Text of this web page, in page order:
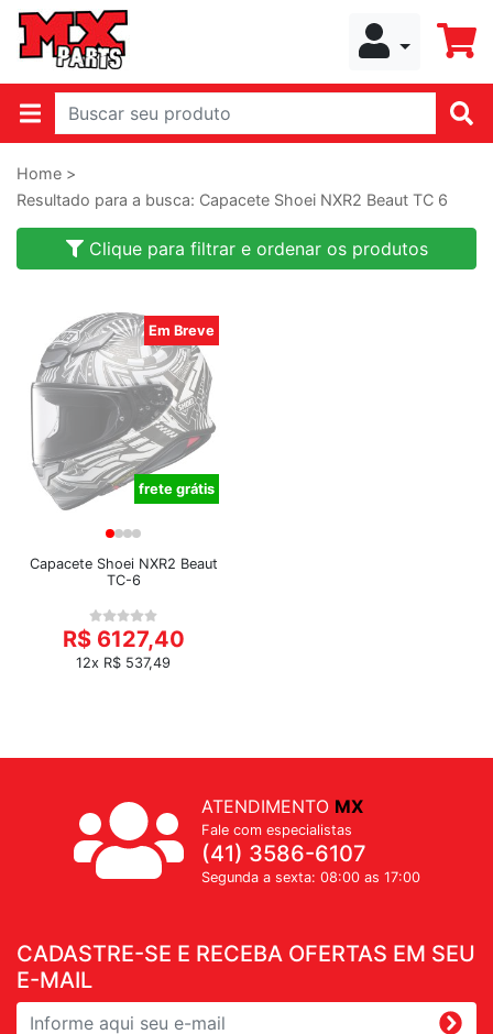
Home >
Resultado para a busca: Capacete Shoei NXR2 Beaut TC 6
Clique para filtrar e ordenar os produtos
Em Breve
frete grátis
Capacete Shoei NXR2 Beaut
TC-6
R$ 6127,40
12x R$ 537,49
CADASTRE-SE E RECEBA OFERTAS EM SEU
E-MAIL
ATENDIMENTO MX
Fale com especialistas
(41) 3586-6107
Segunda a sexta: 08:00 as 17:00